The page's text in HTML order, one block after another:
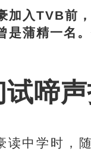
入TVB前，
是蒲精一名
试啼
学时，随